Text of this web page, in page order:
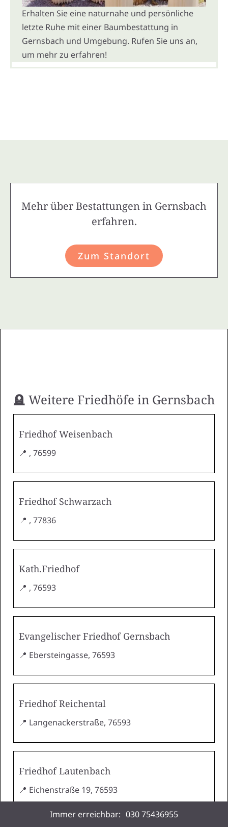
Erhalten Sie eine naturnahe und persönliche
letzte Ruhe mit einer Baumbestattung in
Gernsbach und Umgebung. Rufen Sie uns an,
um mehr zu erfahren!
Mehr über Bestattungen in Gernsbach
erfahren.
Zum Standort
🪦 Weitere Friedhöfe in Gernsbach
Friedhof Weisenbach
📍 , 76599
Friedhof Schwarzach
📍 , 77836
Kath.Friedhof
📍 , 76593
Evangelischer Friedhof Gernsbach
📍 Ebersteingasse, 76593
Friedhof Reichental
📍 Langenackerstraße, 76593
Friedhof Lautenbach
📍 Eichenstraße 19, 76593
Immer erreichbar: 030 75436955